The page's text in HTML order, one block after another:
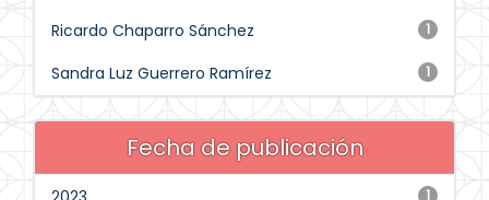
1
Ricardo Chaparro Sánchez
1
Sandra Luz Guerrero Ramírez
Fecha de publicación
1